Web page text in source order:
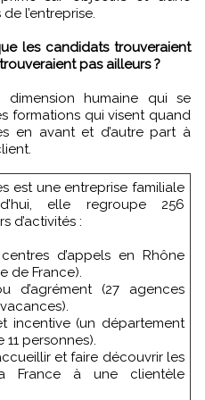
l’entreprise.
les candidats trouveraient
pas ailleurs ?
humaine qui se
formations qui visent quand
en avant et d’autre part à
elle regroupe 256
d’activités :
d’appels en Rhône
de France).
d’agrément (27 agences
incentive (un département
personnes).
et faire découvrir les
France à une clientèle